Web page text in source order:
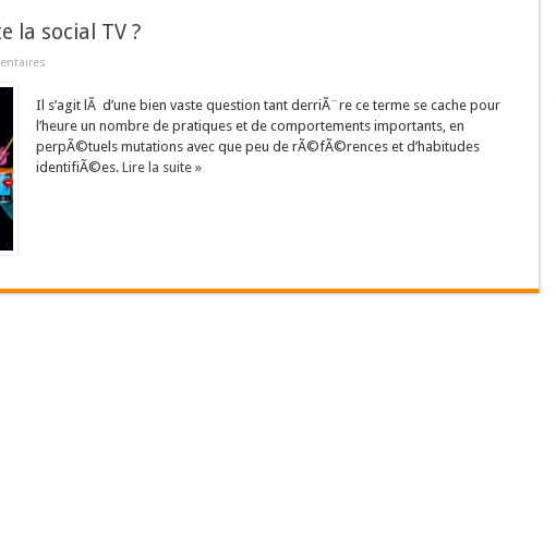
la social TV ?
Il s’agit lÃ d’une bien vaste question tant derriÃ¨re ce terme se cache pour
l’heure un nombre de pratiques et de comportements importants, en
perpÃ©tuels mutations avec que peu de rÃ©fÃ©rences et d’habitudes
identifiÃ©es. Lire la suite »